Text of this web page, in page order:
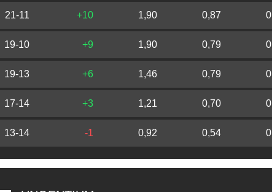
21-11 +10 1,90 0,87
19-10 +9 1,90 0,79
19-13 +6 1,46 0,79
17-14 +3 1,21 0,70
13-14 -1 0,92 0,54